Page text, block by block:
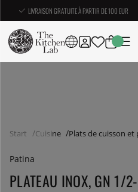
LIVRAISON GRATUITE À PARTIR DE 100 EUR
Start Cuisine Plats de cuisson
Patina
PLATEAU INOX, GN 1/